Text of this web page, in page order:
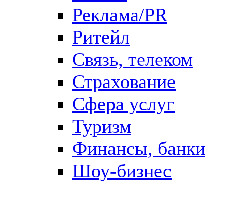
Реклама/PR
Ритейл
Связь, телеком
Страхование
Сфера услуг
Туризм
Финансы, банки
Шоу-бизнес